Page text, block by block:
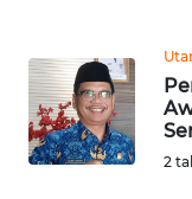
2
SULTRA
WN
NTB